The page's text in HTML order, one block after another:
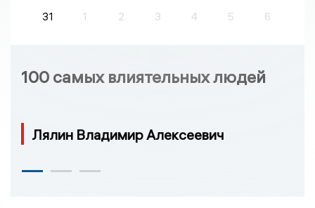
31
1 2 3 4 5 6
100 самых влиятельных людей
Лялин Владимир Алексеевич